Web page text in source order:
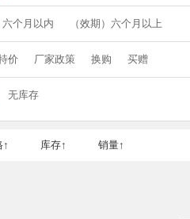
六个月以内 （效期）六个月以上
价 厂家政策 换购 买赠
无库存
↑ 库存↑ 销量↑